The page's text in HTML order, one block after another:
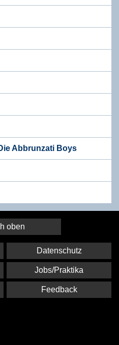
Abbrunzati Boys
oben
Datenschutz
Jobs/Praktika
Feedback